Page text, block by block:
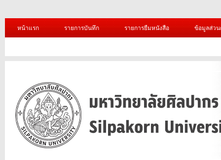
หน้าแรก รายการบันทึก รายการยืมหนังสือ ข้อมูลส่ว